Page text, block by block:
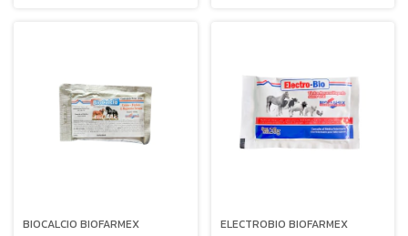
BIOCALCIO BIOFARMEX ELECTROBIO BIOFARMEX